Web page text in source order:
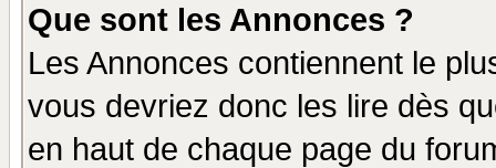
Que sont les Annonces ?
Les Annonces contiennent le
vous devriez donc les lire dès
en haut de chaque page du